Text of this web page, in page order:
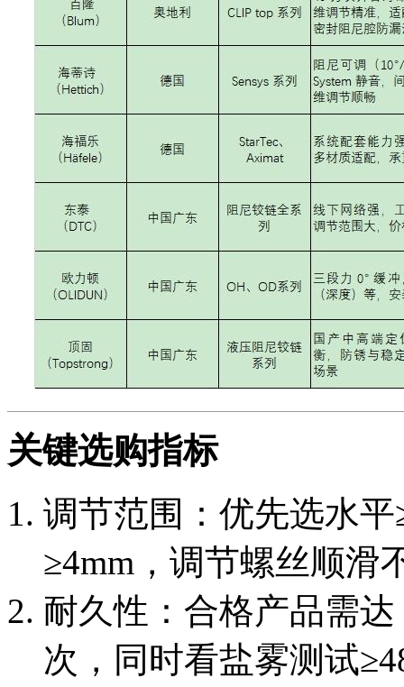
关键选购指标
调节范围：优先选水
≥4mm，调节螺丝顺滑
耐久性：合格产品需
次，同时看盐雾测试